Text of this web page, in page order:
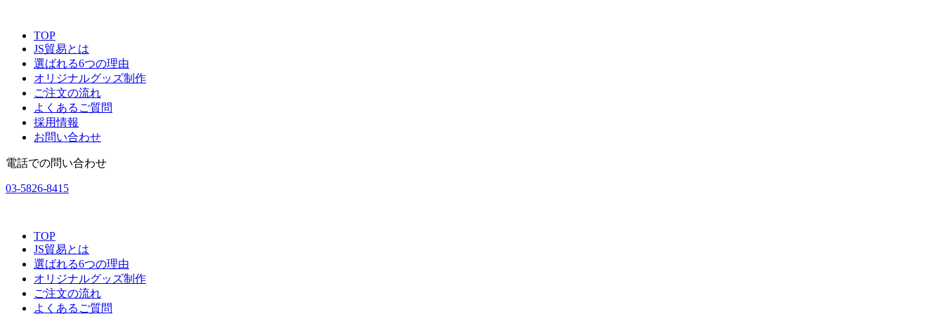
TOP
JS貿易とは
選ばれる6つの理由
オリジナルグッズ制作
ご注文の流れ
よくあるご質問
採用情報
お問い合わせ
電話での問い合わせ
03-5826-8415
TOP
JS貿易とは
選ばれる6つの理由
オリジナルグッズ制作
ご注文の流れ
よくあるご質問